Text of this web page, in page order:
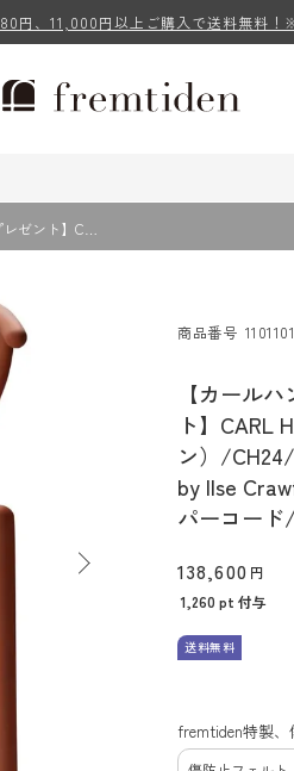
円、11,000円以上ご購入で送料無料！
ゼント】C…
商品番号
【カール
ト】CARL
ン）/
by Ilse
パーコード
138,600
1,260 pt 付与
送料無料
fremtiden特製、